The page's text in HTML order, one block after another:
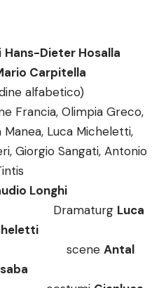
Hans-Dieter Hosalla
Carpitella
alfabetico)
Francia, Olimpia Greco,
Manea, Luca Micheletti,
Giorgio Sangati, Antonio
Longhi
Luca
Antal